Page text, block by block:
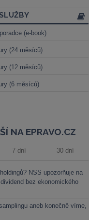
(e-book)
(24 měsíců)
(12 měsíců)
(6 měsíců)
NA EPRAVO.CZ
7 dní 30 dní
NSS upozorňuje na
bez ekonomického
aneb konečně víme,